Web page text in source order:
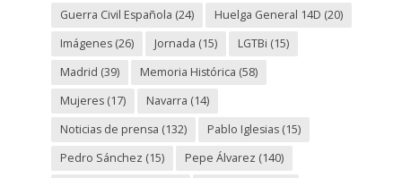
Guerra Civil Española (24) Huelga General 14D (20)
Imágenes(26) Jornada (15) LGTBi (15)
Madrid (39) Memoria Histórica (58)
Mujeres(17) Navarra (14)
Noticias de prensa (132) Pablo Iglesias(15)
Pedro Sánchez (15) Pepe Álvarez (140)